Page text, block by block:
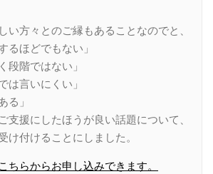
い方々とのご縁もあることなのでと、
るほどでもない」
段階ではない」
は言いにくい」
る」
支援にしたほうが良い話題について、
け付けることにしました。
ちらからお申し込みできます。